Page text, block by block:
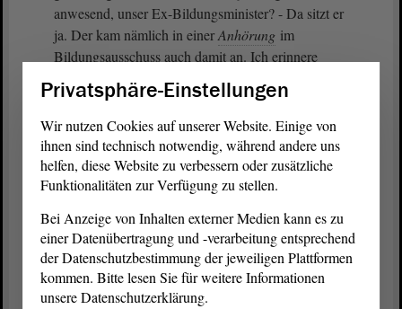
anwesend, unser Ex-Bildungsminister? - Da sitzt er
ja. Der kam nämlich in einerAnhörung im
Bildungsausschuss auch damit an. Ich erinnere
Mathematik von der Universität Halle anwesend. Er
hat darüber geklagt, dass die Abiturienten in
Mathematik nicht mehr studierfähig sind und man
propädeutische Semester einführen muss. Dann
kam der Minister in seiner Art und sagte: Ha, die
das ist ein Topos, der bis in die Antike zurückgeht. -
Damit haben Sie diese Bedenken missachtet. Sie
haben diese Kritik missachtet. So vorzugehen ist der
Gipfel der Verantwortungslosigkeit als Politiker.
Privatsphäre-Einstellungen
Wir nutzen Cookies auf unserer Website. Einige von
ihnen sind technisch notwendig, während andere uns
helfen, diese Website zu verbessern oder zusätzliche
Funktionalitäten zur Verfügung zu stellen.
Bei Anzeige von Inhalten externer Medien kann es zu
einer Datenübertragung und -verarbeitung entsprechend
der Datenschutzbestimmung der jeweiligen Plattformen
kommen. Bitte lesen Sie für weitere Informationen
unsere Datenschutzerklärung.